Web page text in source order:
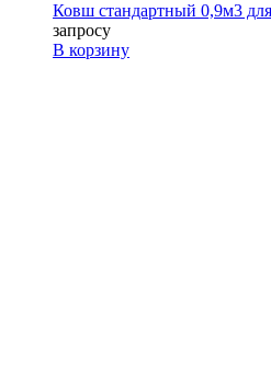
Ковш стандартный 0,9м3
запросу
В корзину